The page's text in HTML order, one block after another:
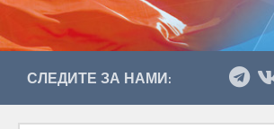
СЛЕДИТЕ ЗА НАМИ: